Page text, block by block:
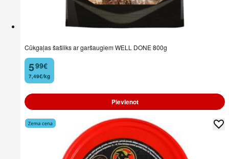
Cūkgaļas šašliks ar garšaugiem WELL DONE 800g
5
. 99€
7,49€/kg
Pievienot